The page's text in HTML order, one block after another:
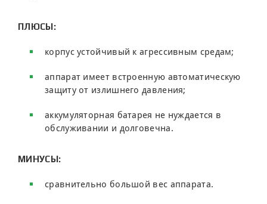
ПЛЮСЫ:
корпус устойчивый к агрессивным средам;
аппарат имеет встроенную автоматическую
защиту от излишнего давления;
аккумуляторная батарея не нуждается в
обслуживании и долговечна.
МИНУСЫ:
сравнительно большой вес аппарата.